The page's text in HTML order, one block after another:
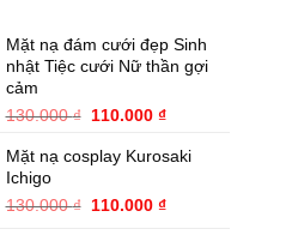
Mặt nạ đám cưới đẹp Sinh
nhật Tiệc cưới Nữ thần gợi
cảm
130.000₫ Giá
là:
110.000 ₫Giá
tại
110.000 ₫.
Mặt nạ cosplay Kurosaki
Ichigo
130.000₫ Giá
110.000 ₫Giá